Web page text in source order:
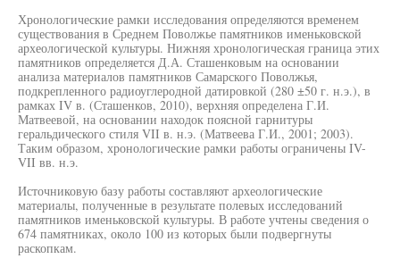
Хронологические рамки исследования определяются временем
существования в Среднем Поволжье памятников именьковской
археологической культуры. Нижняя хронологическая граница этих
памятников определяется Д.А. Сташенковым на основании
анализа материалов памятников Самарского Поволжья,
подкрепленного радиоуглеродной датировкой (280 ±50 г. н.э.), в
рамках IV в. (Сташенков, 2010), верхняя определена Г.И.
Матвеевой, на основании находок поясной гарнитуры
геральдического стиля VII в. н.э. (Матвеева Г.И., 2001; 2003).
Таким образом, хронологические рамки работы ограничены IV-
VII вв. н.э.
Источниковую базу работы составляют археологические
материалы, полученные в результате полевых исследований
памятников именьковской культуры. В работе учтены сведения о
674 памятниках, около 100 из которых были подвергнуты
раскопкам.